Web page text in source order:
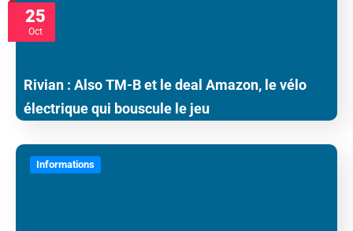
25
Oct
Rivian : Also TM-B et le deal Amazon, le vélo
électrique qui bouscule le jeu
Informations